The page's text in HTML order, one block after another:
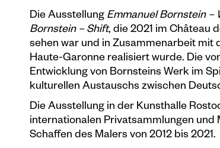
Die Ausstellung Emmanuel Bornstein –
Bornstein – Shift, die 2021 im Château
sehen war und in Zusammenarbeit mit
Haute-Garonne realisiert wurde. Die
Entwicklung von Bornsteins Werk im
kulturellen Austauschs zwischen
Die Ausstellung in der Kunsthalle
internationalen Privatsammlungen
Schaffen des Malers von 2012 bis 2021.